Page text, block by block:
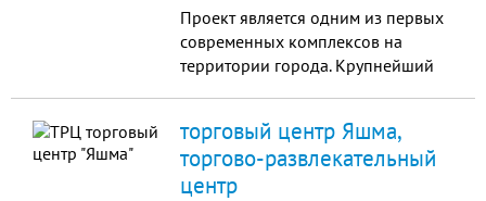
Проект является одним из первых
современных комплексов на
территории города. Крупнейший
арендаторов. Более 300 магазинов
ведущих мировых брендов от
масс-маркета до премиума.
торговый центр Яшма,
торгово-развлекательный
центр